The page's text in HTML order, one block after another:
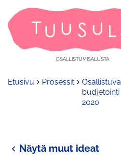
OSALLISTUMISALUSTA
Etusivu Prosessit
Osallistuva
budjetointi
2020
Näytä muut ideat